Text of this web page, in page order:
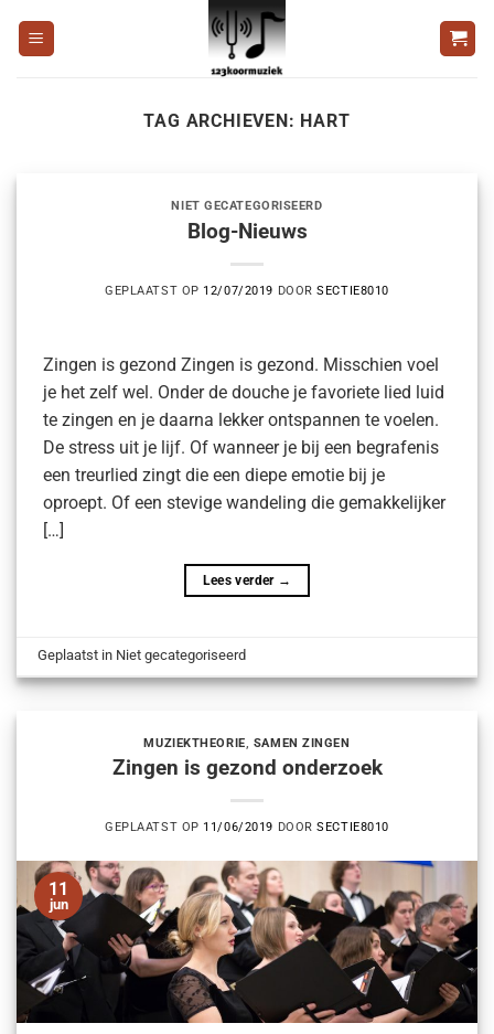
naar
TAG ARCHIEVEN: HART
NIET GECATEGORISEERD
Blog-Nieuws
GEPLAATST OP 12/07/2019 DOORSECTIE8010
Zingen is gezond Zingen is gezond. Misschien voel
je het zelf wel. Onder de douche je favoriete lied luid
te zingen en je daarna lekker ontspannen te voelen.
De stress uit je lijf. Of wanneer je bij een begrafenis
een treurlied zingt die een diepe emotie bij je
oproept. Of een stevige wandeling die gemakkelijker
[…]
Lees verder →
Geplaatst in Niet gecategoriseerd
MUZIEKTHEORIE, SAMEN ZINGEN
Zingen is gezond onderzoek
GEPLAATST OP 11/06/2019 DOORSECTIE8010
11
jun